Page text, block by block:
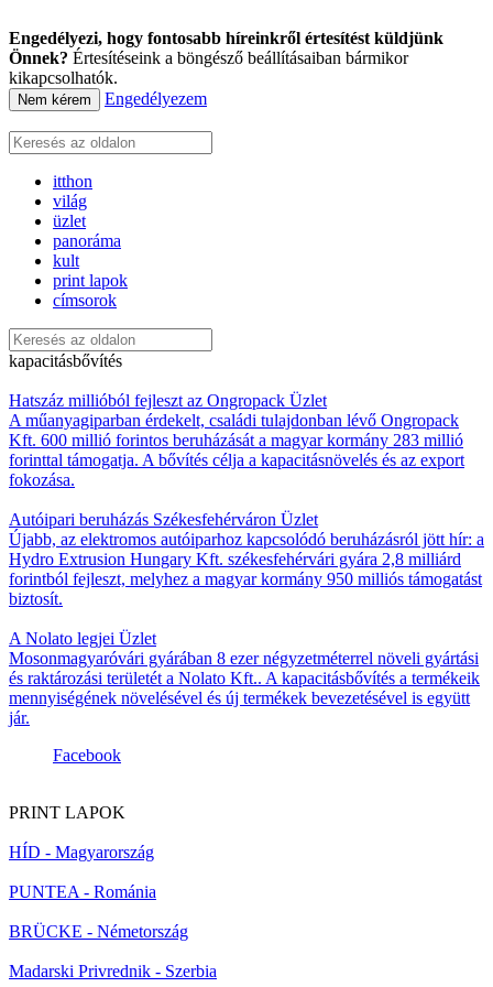
Engedélyezi, hogy fontosabb híreinkről értesítést küldjünk
Önnek? Értesítéseink a böngésző beállításaiban bármikor
kikapcsolhatók.
Nem kérem Engedélyezem
itthon
világ
üzlet
panoráma
kult
print lapok
címsorok
kapacitásbővítés
Hatszáz millióból fejleszt az Ongropack Üzlet
A műanyagiparban érdekelt, családi tulajdonban lévő Ongropack
Kft. 600 millió forintos beruházását a magyar kormány 283 millió
forinttal támogatja. A bővítés célja a kapacitásnövelés és az export
fokozása.
Autóipari beruházás Székesfehérváron Üzlet
Újabb, az elektromos autóiparhoz kapcsolódó beruházásról jött hír: a
Hydro Extrusion Hungary Kft. székesfehérvári gyára 2,8 milliárd
forintból fejleszt, melyhez a magyar kormány 950 milliós támogatást
biztosít.
A Nolato legjei Üzlet
Mosonmagyaróvári gyárában 8 ezer négyzetméterrel növeli gyártási
és raktározási területét a Nolato Kft.. A kapacitásbővítés a termékeik
mennyiségének növelésével és új termékek bevezetésével is együtt
jár.
Facebook
PRINT LAPOK
HÍD - Magyarország
PUNTEA - Románia
BRÜCKE - Németország
Madarski Privrednik - Szerbia